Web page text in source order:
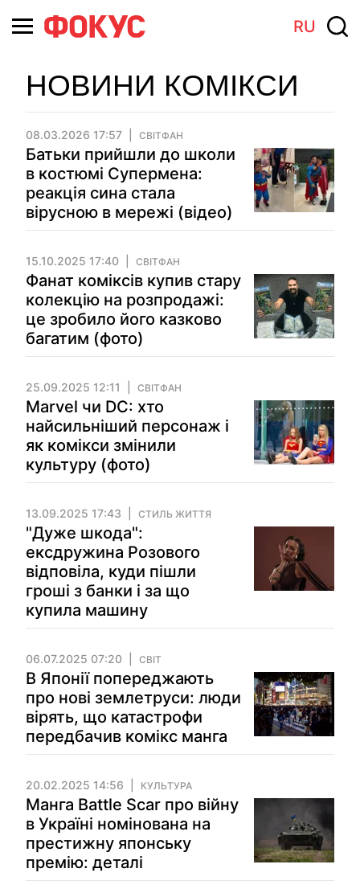
RU
НОВИНИ КОМІКСИ
08.03.2026 17:57 СВІТФАН
Батьки прийшли до школи
в костюмі Супермена:
реакція сина стала
вірусною в мережі (відео)
15.10.2025 17:40 СВІТФАН
Фанат коміксів купив стару
колекцію на розпродажі:
це зробило його казково
багатим (фото)
25.09.2025 12:11 СВІТФАН
Marvel чи DC: хто
найсильніший персонаж і
як комікси змінили
культуру (фото)
13.09.2025 17:43 СТИЛЬ ЖИТТЯ
"Дуже шкода":
ексдружина Розового
відповіла, куди пішли
гроші з банки і за що
купила машину
06.07.2025 07:20 СВІТ
В Японії попереджають
про нові землетруси: люди
вірять, що катастрофи
передбачив комікс манга
20.02.2025 14:56 КУЛЬТУРА
Манга Battle Scar про війну
в Україні номінована на
престижну японську
премію: деталі